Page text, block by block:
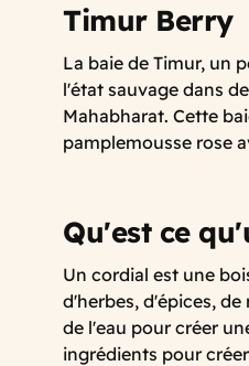
Timur Berry
La baie de Timur, un
l'état sauvage dans
Mahabharat. Cette
pamplemousse rose
Qu'est ce
Un cordial est une
d'herbes, d'épices,
de l'eau pour créer
ingrédients pour